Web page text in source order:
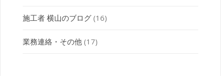
施工者 横山のブログ(16)
業務連絡・その他(17)